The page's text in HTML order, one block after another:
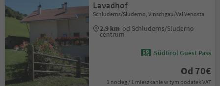
Lavadhof
Schluderns/Sluderno, Vinschgau/Val Venosta
2.9 km od Schluderns/Sluderno
centrum
Südtirol Guest Pass
Od 70€
1 nocleg / 1 mieszkanie w tym podatek VAT